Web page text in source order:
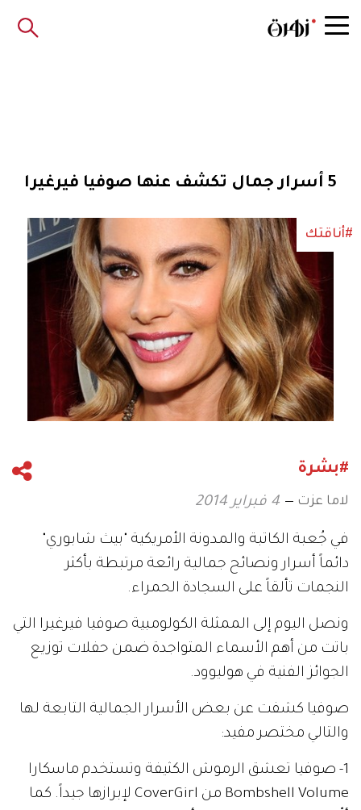
5 أسرار جمال تكشف عنها صوفيا فيرغيرا
#أناقتك
#بشرة
لاما عزت 4 فبراير 2014
في جُعبة الكاتبة والمدونة الأمريكية "بيث شابوري"
دائماً أسرار ونصائح جمالية رائعة مرتبطة بأكثر
النجمات تألقاً على السجادة الحمراء.
ونصل اليوم إلى الممثلة الكولومبية صوفيا فيرغيرا التي
باتت من أهم الأسماء المتواجدة ضمن حفلات توزيع
الجوائز الفنية في هوليوود.
صوفيا كشفت عن بعض الأسرار الجمالية التابعة لها
والتالي مختصر مفيد:
1- صوفيا تعشق الرموش الكثيفة وتستخدم ماسكارا
Bombshell Volume من CoverGirl لإبرازها جيداً. كما